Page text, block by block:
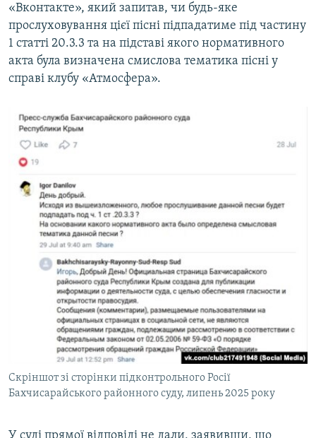
«Вконтакте», який запитав, чи будь-яке
прослуховування цієї пісні підпадатиме під частину
1 статті 20.3.3 та на підставі якого нормативного
акта була визначена смислова тематика пісні у
справі клубу «Атмосфера».
Скріншот зі сторінки підконтрольного Росії
Бахчисарайського районного суду, липень 2025 року
У суді прямої відповіді не дали, заявивши, що